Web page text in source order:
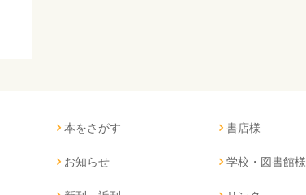
本をさがす
お知らせ
書店様
学校・図書館様